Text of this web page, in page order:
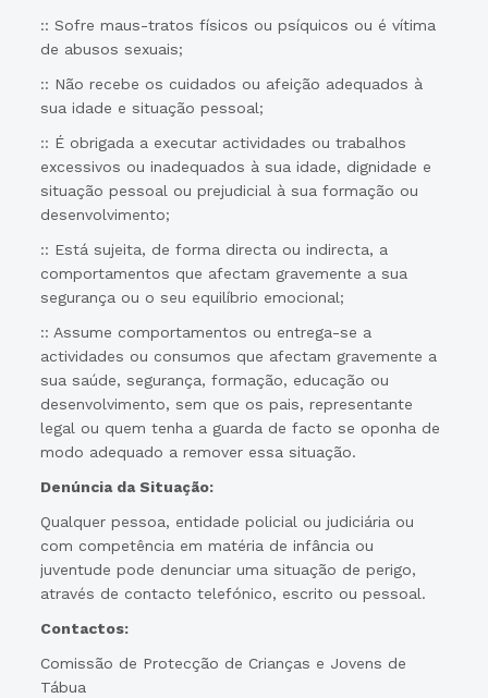
:: Sofre maus-tratos físicos ou psíquicos ou é vítima
de abusos sexuais;
:: Não recebe os cuidados ou afeição adequados à
sua idade e situação pessoal;
:: É obrigada a executar actividades ou trabalhos
excessivos ou inadequados à sua idade, dignidade e
situação pessoal ou prejudicial à sua formação ou
desenvolvimento;
:: Está sujeita, de forma directa ou indirecta, a
comportamentos que afectam gravemente a sua
segurança ou o seu equilíbrio emocional;
:: Assume comportamentos ou entrega-se a
actividades ou consumos que afectam gravemente a
sua saúde, segurança, formação, educação ou
desenvolvimento, sem que os pais, representante
legal ou quem tenha a guarda de facto se oponha de
modo adequado a remover essa situação.
Denúncia da Situação:
Qualquer pessoa, entidade policial ou judiciária ou
com competência em matéria de infância ou
juventude pode denunciar uma situação de perigo,
através de contacto telefónico, escrito ou pessoal.
Contactos:
Comissão de Protecção de Crianças e Jovens de
Tábua